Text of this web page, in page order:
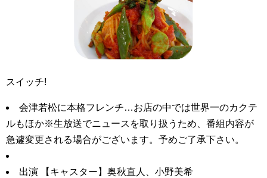
スイッチ!
会津若松に本格フレンチ…お店の中では世界一のカクテ
ルもほか※生放送でニュースを取り扱うため、番組内容が
急遽変更される場合がございます。予めご了承下さい。
出演 【キャスター】奥秋直人、小野美希